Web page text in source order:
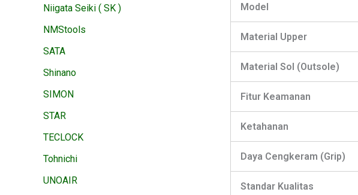
Niigata Seiki ( SK )
NMStools
SATA
Shinano
SIMON
STAR
TECLOCK
Tohnichi
UNOAIR
Model
Material Upper
Material Sol (Outsole)
Fitur Keamanan
Ketahanan
Daya Cengkeram (Grip)
Standar Kualitas